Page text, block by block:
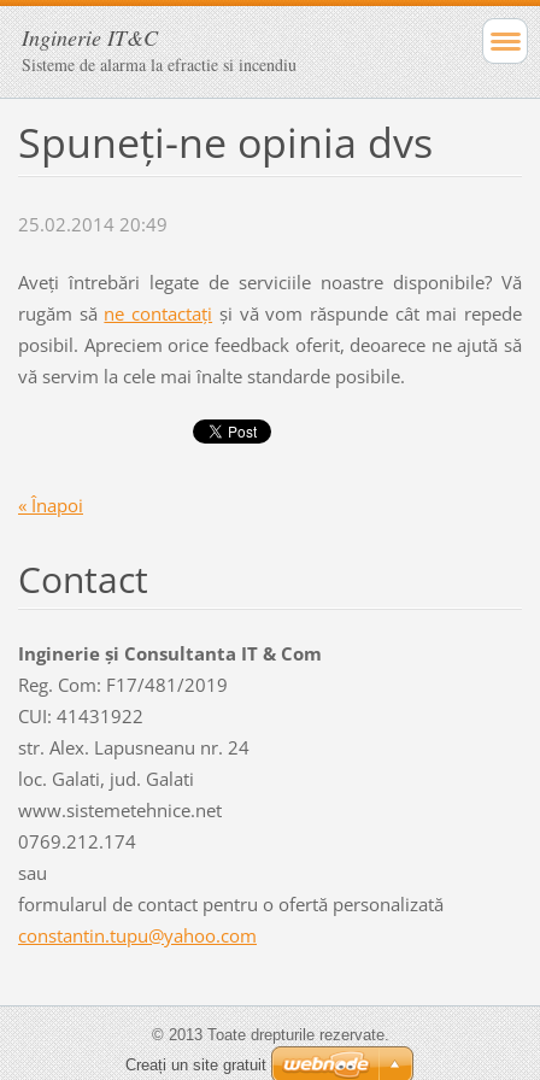
Inginerie IT&C
Sisteme de alarma la efractie si incendiu
Spuneţi-ne opinia dvs
25.02.2014 20:49
Aveţi întrebări legate de serviciile noastre disponibile? Vă
rugăm să ne contactaţi şi vă vom răspunde cât mai repede
posibil. Apreciem orice feedback oferit, deoarece ne ajută să
vă servim la cele mai înalte standarde posibile.
« Înapoi
Contact
Inginerie și Consultanta IT & Com
Reg. Com: F17/481/2019
CUI: 41431922
str. Alex. Lapusneanu nr. 24
loc. Galati, jud. Galati
www.sistemetehnice.net
0769.212.174
sau
formularul de contact pentru o ofertă personalizată
constantin.tupu@yahoo.com
© 2013 Toate drepturile rezervate.
Creați un site gratuit